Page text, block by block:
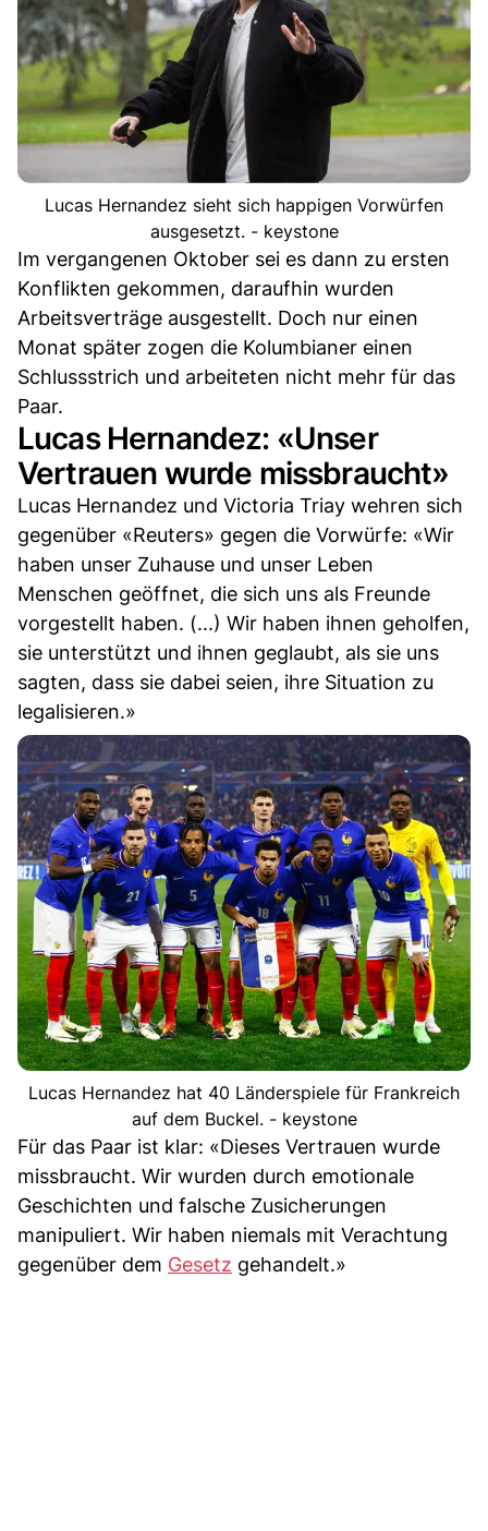
Lucas Hernandez sieht sich happigen Vorwürfen
ausgesetzt. - keystone
Im vergangenen Oktober sei es dann zu ersten
Konflikten gekommen, daraufhin wurden
Arbeitsverträge ausgestellt. Doch nur einen
Monat später zogen die Kolumbianer einen
Schlussstrich und arbeiteten nicht mehr für das
Paar.
Lucas Hernandez: «Unser
Vertrauen wurde missbraucht»
Lucas Hernandez und Victoria Triay wehren sich
gegenüber «Reuters» gegen die Vorwürfe: «Wir
haben unser Zuhause und unser Leben
Menschen geöffnet, die sich uns als Freunde
vorgestellt haben. (...) Wir haben ihnen geholfen,
sie unterstützt und ihnen geglaubt, als sie uns
sagten, dass sie dabei seien, ihre Situation zu
legalisieren.»
Lucas Hernandez hat 40 Länderspiele für Frankreich
auf dem Buckel. - keystone
Für das Paar ist klar: «Dieses Vertrauen wurde
missbraucht. Wir wurden durch emotionale
Geschichten und falsche Zusicherungen
manipuliert. Wir haben niemals mit Verachtung
gegenüber dem Gesetz gehandelt.»